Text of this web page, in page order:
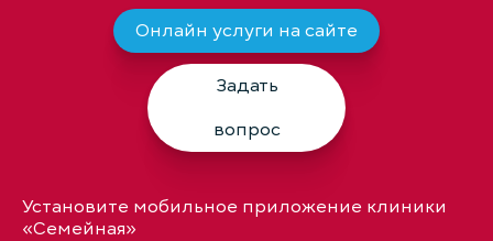
Онлайн услуги на сайте
Задать
вопрос
Установите мобильное приложение клиники
«Семейная»